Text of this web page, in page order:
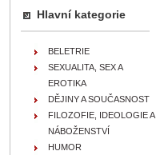
Hlavní kategorie
BELETRIE
SEXUALITA, SEX A
EROTIKA
DĚJINY A SOUČASNOST
FILOZOFIE, IDEOLOGIE A
NÁBOŽENSTVÍ
HUMOR